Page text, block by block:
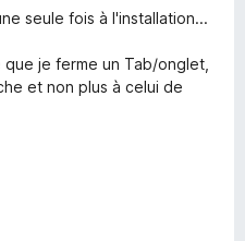
seule fois à l'installation...
je ferme un Tab/onglet,
et non plus à celui de